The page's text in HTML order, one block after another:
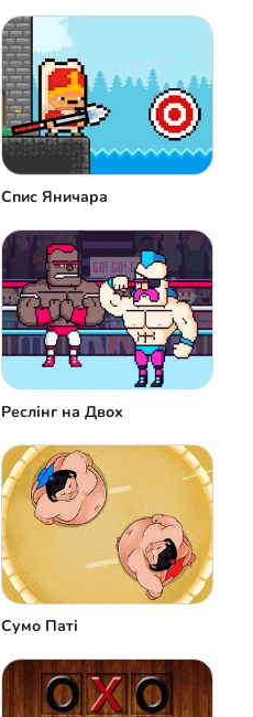
Спис Яничара
Реслінг на Двох
Сумо Паті